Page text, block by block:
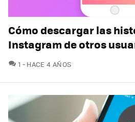
Cómo descargar las
Instagram de otros
1 COMENTARIOS
HACE 4 AÑOS